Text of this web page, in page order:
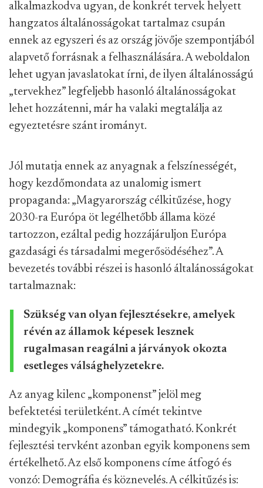
alkalmazkodva ugyan, de konkrét tervek helyett
hangzatos általánosságokat tartalmaz csupán
ennek az egyszeri és az ország jövője szempontjából
alapvető forrásnak a felhasználására. A weboldalon
lehet ugyan javaslatokat írni, de ilyen általánosságú
„tervekhez” legfeljebb hasonló általánosságokat
lehet hozzátenni, már ha valaki megtalálja az
egyeztetésre szánt irományt.
Jól mutatja ennek az anyagnak a felszínességét,
hogy kezdőmondata az unalomig ismert
propaganda: „Magyarország célkitűzése, hogy
2030-ra Európa öt legélhetőbb állama közé
tartozzon, ezáltal pedig hozzájáruljon Európa
gazdasági és társadalmi megerősödéséhez”. A
bevezetés további részei is hasonló általánosságokat
tartalmaznak:
Szükség van olyan fejlesztésekre, amelyek
révén az államok képesek lesznek
rugalmasan reagálni a járványok okozta
esetleges válsághelyzetekre.
Az anyag kilenc „komponenst” jelöl meg
befektetési területként. A címét tekintve
mindegyik „komponens” támogatható. Konkrét
fejlesztési tervként azonban egyik komponens sem
értékelhető. Az első komponens címe átfogó és
vonzó: Demográfia és köznevelés. A célkitűzés is: